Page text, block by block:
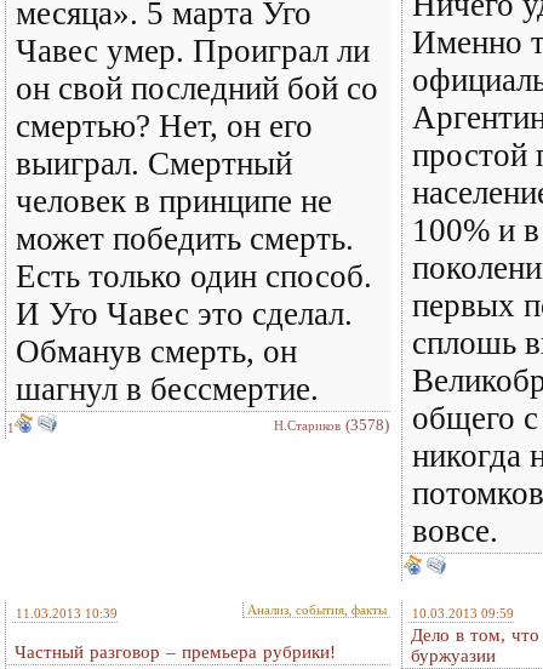
месяца». 5 марта Уго
Чавес умер. Проиграл ли
он свой последний бой со
смертью? Нет, он его
выиграл. Смертный
человек в принципе не
может победить смерть.
Есть только один способ.
И Уго Чавес это сделал.
Обманув смерть, он
шагнул в бессмертие.
1 Н.Стариков (3578)
Именно
простой
100% и
первых
сплошь
общего
никогда
вовсе.
11.03.2013 10:39 Анализ, события, факты
Частный разговор – премьера рубрики!
10.03.2013 09:59
Дело в том,
буржуазии